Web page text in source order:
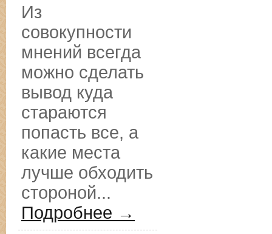
Из
совокупности
мнений всегда
можно сделать
вывод куда
стараются
попасть все, а
какие места
лучше обходить
стороной...
Подробнее →